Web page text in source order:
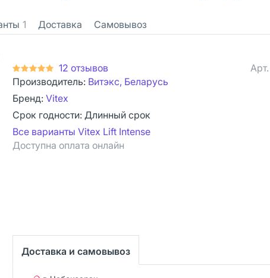
1 Доставка Самовывоз
12 отзывов Арт.
Производитель: Витэкс, Беларусь
Бренд: Vitex
Срок годности: Длинный срок
Все варианты Vitex Lift Intense
Доступна оплата онлайн
Доставка и самовывоз